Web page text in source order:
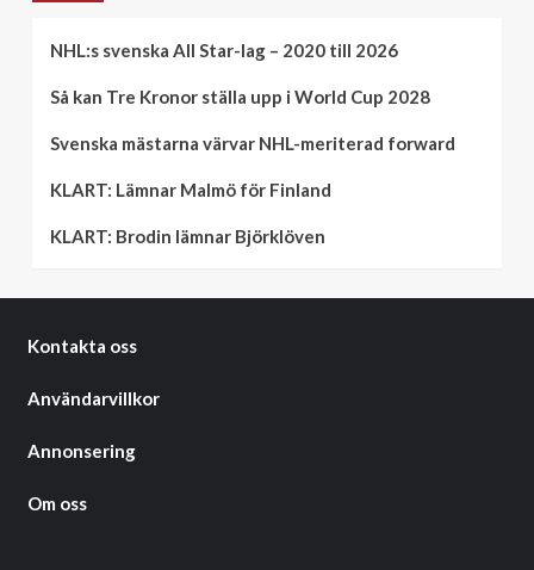
NHL:s svenska All Star-lag – 2020 till 2026
Så kan Tre Kronor ställa upp i World Cup 2028
Svenska mästarna värvar NHL-meriterad forward
KLART: Lämnar Malmö för Finland
KLART: Brodin lämnar Björklöven
Kontakta oss
Användarvillkor
Annonsering
Om oss